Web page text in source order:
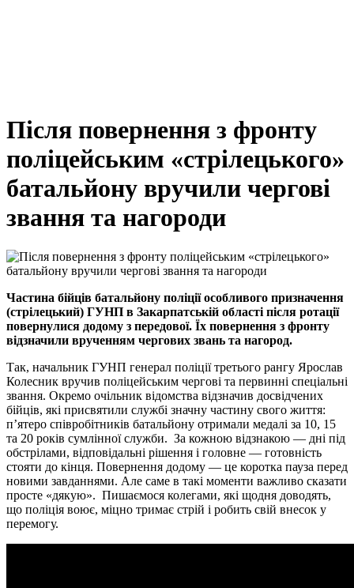
Після повернення з фронту
поліцейським «стрілецького»
батальйону вручили чергові
звання та нагороди
Частина бійців батальйону поліції особливого призначення
(стрілецький) ГУНП в Закарпатській області після ротації
повернулися додому з передової. Їх повернення з фронту
відзначили врученням чергових звань та нагород.
Так, начальник ГУНП генерал поліції третього рангу Ярослав
Колесник вручив поліцейським чергові та первинні спеціальні
звання. Окремо очільник відомства відзначив досвідчених
бійців, які присвятили службі значну частину свого життя:
п’ятеро співробітників батальйону отримали медалі за 10, 15
та 20 років сумлінної служби. За кожною відзнакою — дні під
обстрілами, відповідальні рішення і головне — готовність
стояти до кінця. Повернення додому — це коротка пауза перед
новими завданнями. Але саме в такі моменти важливо сказати
просте «дякую». Пишаємося колегами, які щодня доводять,
що поліція воює, міцно тримає стрій і робить свій внесок у
перемогу.